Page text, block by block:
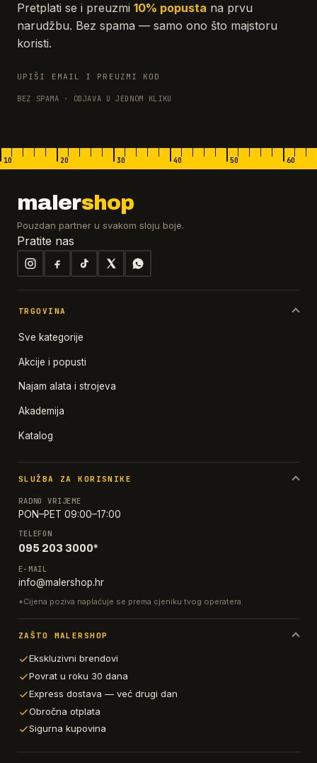
Pretplati se i preuzmi 10% popusta na prvu
narudžbu. Bez spama — samo ono što majstoru
koristi.
UPIŠI EMAIL I PREUZMI KOD
BEZ SPAMA · ODJAVA U JEDNOM KLIKU
10 20 30 40 50 60
malershop
Pouzdan partner u svakom sloju boje.
Pratite nas
TRGOVINA
Sve kategorije
Akcije i popusti
Najam alata i strojeva
Akademija
Katalog
SLUŽBA ZA KORISNIKE
RADNO VRIJEME
PON–PET 09:00–17:00
TELEFON
095 203 3000*
E-MAIL
info@malershop.hr
*Cijena poziva naplaćuje se prema cjeniku tvog operatera.
ZAŠTO MALERSHOP
Ekskluzivni brendovi
Povrat u roku 30 dana
Express dostava — već drugi dan
Obročna otplata
Sigurna kupovina